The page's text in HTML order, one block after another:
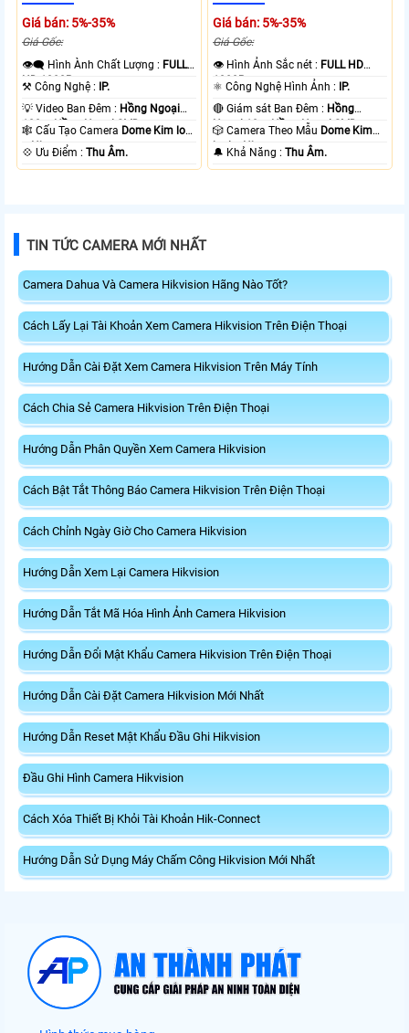
Giá bán: 5%-35%
Giá Gốc:
👁️‍🗨 Hình Ành Chất Lượng : FULL
HD 1080P .
⚒ Công Nghệ :
IP.
💡 Video Ban Đêm : Hồng Ngoại
100m Hồng Ngoại SMD.
🕸️ Cấu Tạo Camera Dome Kim loại
+ Nhựa.
️💠 Ưu Điểm :Thu Âm.
Giá bán: 5%-35%
Giá Gốc:
👁 Hình Ảnh Sắc nét : FULL HD
1080P .
⚛️ Công Nghệ Hình Ảnh :
IP.
🔴 Giám sát Ban Đêm : Hồng
Ngoại 10m Hồng Ngoại SMD.
🎲 Camera Theo Mẫu Dome Kim
loại + Nhựa.
️🔔 Khả Năng :Thu Âm.
TIN TỨC CAMERA MỚI NHẤT
Camera Dahua Và Camera Hikvision Hãng Nào Tốt?
Cách Lấy Lại Tài Khoản Xem Camera Hikvision Trên Điện Thoại
Hướng Dẫn Cài Đặt Xem Camera Hikvision Trên Máy Tính
Cách Chia Sẻ Camera Hikvision Trên Điện Thoại
Hướng Dẫn Phân Quyền Xem Camera Hikvision
Cách Bật Tắt Thông Báo Camera Hikvision Trên Điện Thoại
Cách Chỉnh Ngày Giờ Cho Camera Hikvision
Hướng Dẫn Xem Lại Camera Hikvision
Hướng Dẫn Tắt Mã Hóa Hình Ảnh Camera Hikvision
Hướng Dẫn Đổi Mật Khẩu Camera Hikvision Trên Điện Thoại
Hướng Dẫn Cài Đặt Camera Hikvision Mới Nhất
Hướng Dẫn Reset Mật Khẩu Đầu Ghi Hikvision
Đầu Ghi Hình Camera Hikvision
Cách Xóa Thiết Bị Khỏi Tài Khoản Hik-Connect
Hướng Dẫn Sử Dụng Máy Chấm Công Hikvision Mới Nhất